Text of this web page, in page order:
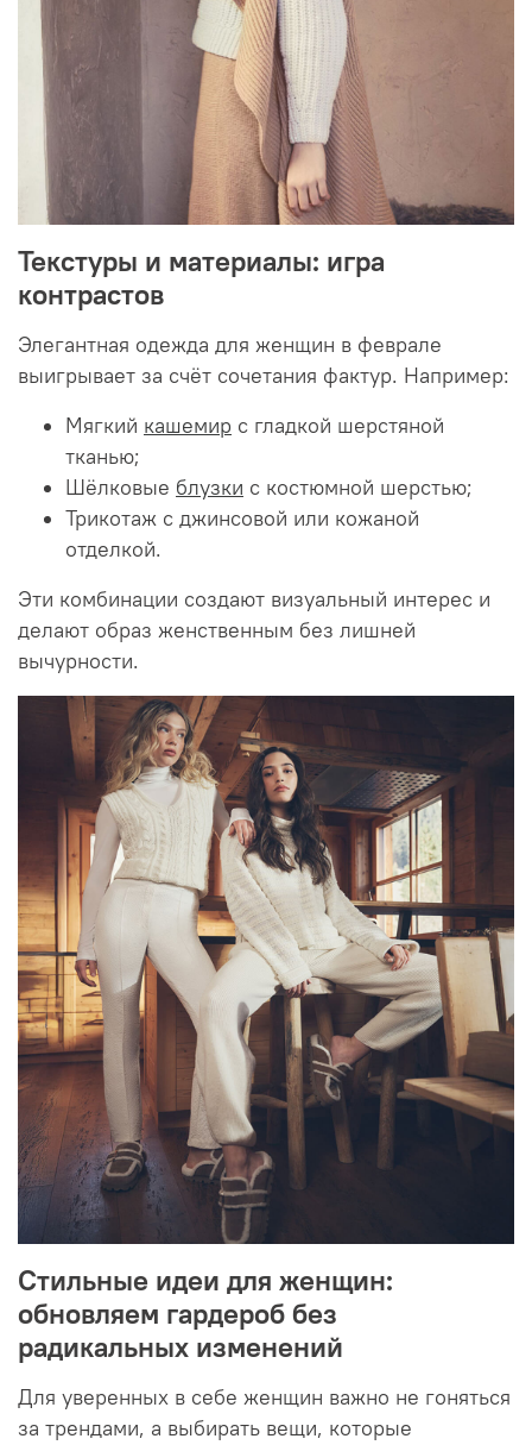
Текстуры и материалы: игра
контрастов
Элегантная одежда для женщин в феврале
выигрывает за счёт сочетания фактур. Например:
Мягкий кашемир с гладкой шерстяной
тканью;
Шёлковые блузки с костюмной шерстью;
Трикотаж с джинсовой или кожаной
отделкой.
Эти комбинации создают визуальный интерес и
делают образ женственным без лишней
вычурности.
Стильные идеи для женщин:
обновляем гардероб без
радикальных изменений
Для уверенных в себе женщин важно не гоняться
за трендами, а выбирать вещи, которые